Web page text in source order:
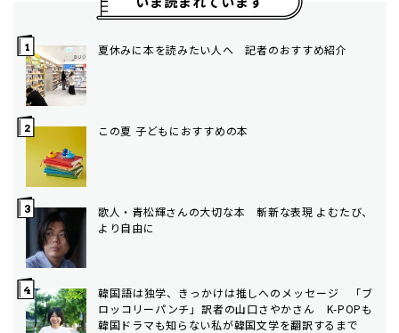
夏休みに本を読みたい人へ 記者のおすすめ紹介
この夏 子どもにおすすめの本
歌人・青松輝さんの大切な本 斬新な表現 よむたび、
より自由に
韓国語は独学、きっかけは推しへのメッセージ 「ブ
ロッコリーパンチ」訳者の山口さやかさん K-POPも
韓国ドラマも知らない私が韓国文学を翻訳するまで